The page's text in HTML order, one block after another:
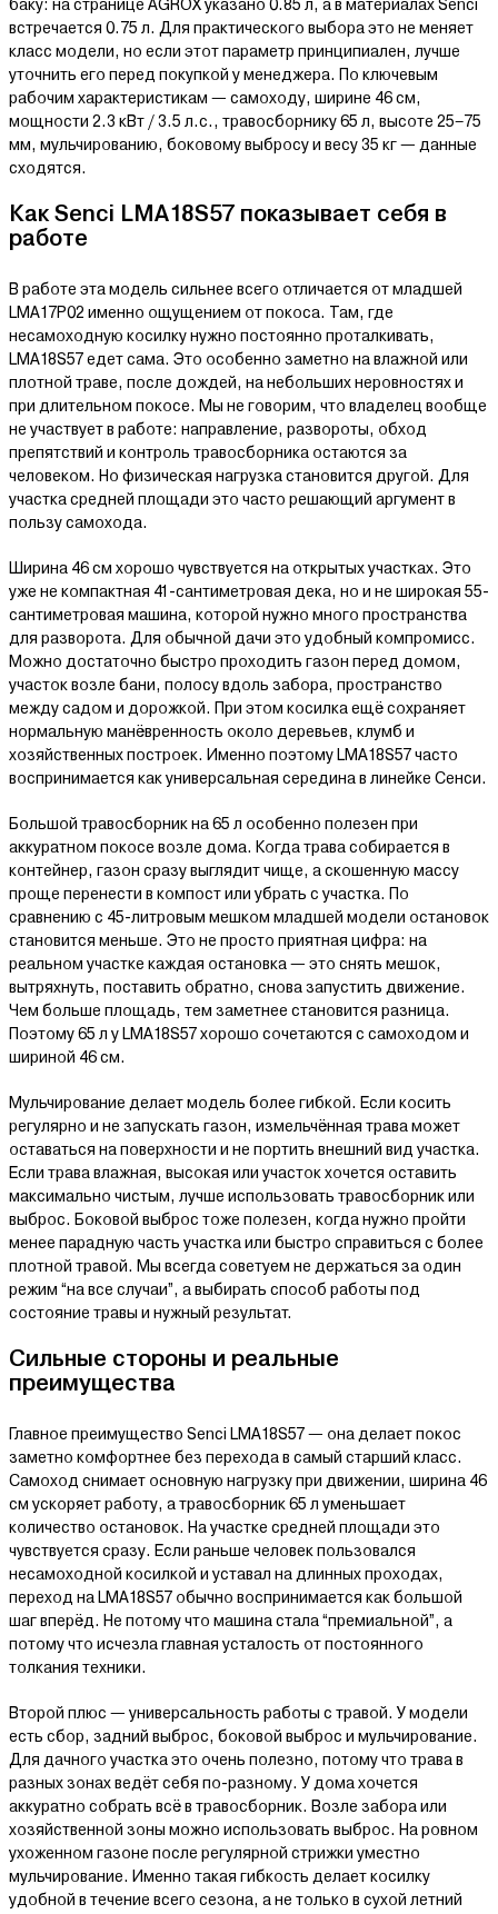
баку: на странице AGROX указано 0.85 л, а в материалах Senci
встречается 0.75 л. Для практического выбора это не меняет
класс модели, но если этот параметр принципиален, лучше
уточнить его перед покупкой у менеджера. По ключевым
рабочим характеристикам — самоходу, ширине 46 см,
мощности 2.3 кВт / 3.5 л.с., травосборнику 65 л, высоте 25–75
мм, мульчированию, боковому выбросу и весу 35 кг — данные
сходятся.
Как Senci LMA18S57 показывает себя в
работе
В работе эта модель сильнее всего отличается от младшей
LMA17P02 именно ощущением от покоса. Там, где
несамоходную косилку нужно постоянно проталкивать,
LMA18S57 едет сама. Это особенно заметно на влажной или
плотной траве, после дождей, на небольших неровностях и
при длительном покосе. Мы не говорим, что владелец вообще
не участвует в работе: направление, развороты, обход
препятствий и контроль травосборника остаются за
человеком. Но физическая нагрузка становится другой. Для
участка средней площади это часто решающий аргумент в
пользу самохода.
Ширина 46 см хорошо чувствуется на открытых участках. Это
уже не компактная 41-сантиметровая дека, но и не широкая 55-
сантиметровая машина, которой нужно много пространства
для разворота. Для обычной дачи это удобный компромисс.
Можно достаточно быстро проходить газон перед домом,
участок возле бани, полосу вдоль забора, пространство
между садом и дорожкой. При этом косилка ещё сохраняет
нормальную манёвренность около деревьев, клумб и
хозяйственных построек. Именно поэтому LMA18S57 часто
воспринимается как универсальная середина в линейке Сенси.
Большой травосборник на 65 л особенно полезен при
аккуратном покосе возле дома. Когда трава собирается в
контейнер, газон сразу выглядит чище, а скошенную массу
проще перенести в компост или убрать с участка. По
сравнению с 45-литровым мешком младшей модели остановок
становится меньше. Это не просто приятная цифра: на
реальном участке каждая остановка — это снять мешок,
вытряхнуть, поставить обратно, снова запустить движение.
Чем больше площадь, тем заметнее становится разница.
Поэтому 65 л у LMA18S57 хорошо сочетаются с самоходом и
шириной 46 см.
Мульчирование делает модель более гибкой. Если косить
регулярно и не запускать газон, измельчённая трава может
оставаться на поверхности и не портить внешний вид участка.
Если трава влажная, высокая или участок хочется оставить
максимально чистым, лучше использовать травосборник или
выброс. Боковой выброс тоже полезен, когда нужно пройти
менее парадную часть участка или быстро справиться с более
плотной травой. Мы всегда советуем не держаться за один
режим “на все случаи”, а выбирать способ работы под
состояние травы и нужный результат.
Сильные стороны и реальные
преимущества
Главное преимущество Senci LMA18S57 — она делает покос
заметно комфортнее без перехода в самый старший класс.
Самоход снимает основную нагрузку при движении, ширина 46
см ускоряет работу, а травосборник 65 л уменьшает
количество остановок. На участке средней площади это
чувствуется сразу. Если раньше человек пользовался
несамоходной косилкой и уставал на длинных проходах,
переход на LMA18S57 обычно воспринимается как большой
шаг вперёд. Не потому что машина стала “премиальной”, а
потому что исчезла главная усталость от постоянного
толкания техники.
Второй плюс — универсальность работы с травой. У модели
есть сбор, задний выброс, боковой выброс и мульчирование.
Для дачного участка это очень полезно, потому что трава в
разных зонах ведёт себя по-разному. У дома хочется
аккуратно собрать всё в травосборник. Возле забора или
хозяйственной зоны можно использовать выброс. На ровном
ухоженном газоне после регулярной стрижки уместно
мульчирование. Именно такая гибкость делает косилку
удобной в течение всего сезона, а не только в сухой летний